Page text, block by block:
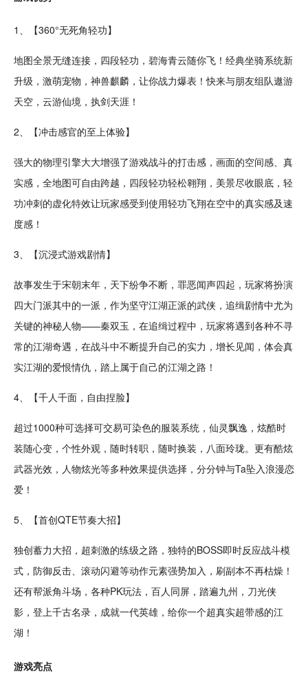
1、【360°无死角轻功】
地图全景无缝连接，四段轻功，碧海青云随你飞！经典坐骑系统新
升级 ，激萌宠物 ， 神兽麒麟，让你战力爆表！快来与朋友组队遨游
天空，云游仙境，执剑天涯！
2、【冲击感官的至上体验】
强大的物理引擎大大增强了游戏战斗的打击感，画面的空间感、真
实感，全地图可自由跨越，四段轻功轻松翱翔，美景尽收眼底，轻
功冲刺的虚化特效让玩家感受到使用轻功飞翔在空中的真实感及速
度感！
3、【沉浸式游戏剧情】
故事发生于宋朝末年，天下纷争不断，罪恶闻声四起，玩家将扮演
四大门派其中的一派，作为坚守江湖正派的武侠，追缉剧情中尤为
关键的神秘人物——秦双玉，在追缉过程中，玩家将遇到各种不寻
常的江湖奇遇 ，在战斗中不断提升自己的实力，增长见闻，体会真
实江湖的爱恨情仇，踏上属于自己的江湖之路！
4、【千人千面，自由捏脸】
超过1000种可选择可交易可染色的服装系统，仙灵飘逸， 炫酷时
装随心变，个性外观， 随时转职 ，随时换装 ，八面玲珑。更有酷炫
武器光效，人物炫光等多种效果提供选择，分分钟与Ta坠入浪漫恋
爱 ！
5、【首创QTE节奏大招】
独创蓄力大招，超刺激的练级之路，独特的BOSS即时反应战斗模
式， 防御反击、滚动闪避等动作元素强势加入，刷副本不再枯燥！
还有帮派角斗场 ，各种PK玩法，百人同屏，踏遍九州，刀光侠
影，登上千古名录，成就一代英雄 ，给你一个超真实超带感的江
湖！
游戏亮点